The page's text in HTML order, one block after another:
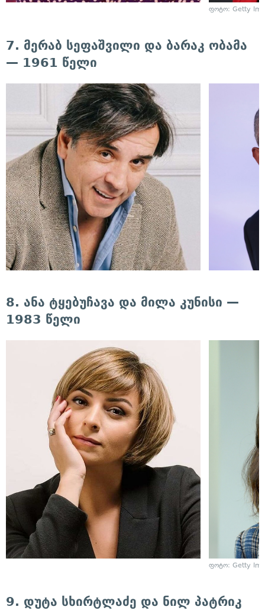
ფოტო: Getty
7. მერაბ სეფაშვილი და ბარაკ ობამა
— 1961 წელი
8. ანა ტყებუჩავა და მილა კუნისი —
1983 წელი
ფოტო: Getty
9. დუტა სხირტლაძე და ნილ პატრიკ